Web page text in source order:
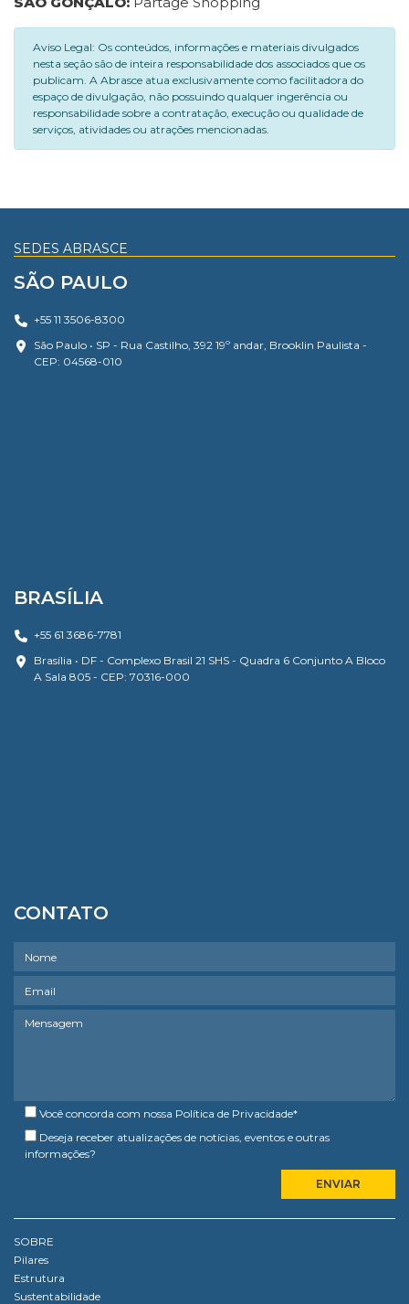
Aviso Legal: Os conteúdos, informações e materiais divulgados
nesta seção são de inteira responsabilidade dos associados que os
publicam. A Abrasce atua exclusivamente como facilitadora do
espaço de divulgação, não possuindo qualquer ingerência ou
responsabilidade sobre a contratação, execução ou qualidade de
serviços, atividades ou atrações mencionadas.
SEDES ABRASCE
SÃO PAULO
+55 11 3506-8300
São Paulo • SP - Rua Castilho, 392 19º andar, Brooklin Paulista -
CEP: 04568-010
BRASÍLIA
+55 61 3686-7781
Brasília • DF - Complexo Brasil 21 SHS - Quadra 6 Conjunto A Bloco
A Sala 805 - CEP: 70316-000
CONTATO
Você concorda com nossa Política de Privacidade*
Deseja receber atualizações de notícias, eventos e outras
informações?
SOBRE
Pilares
Estrutura
Sustentabilidade